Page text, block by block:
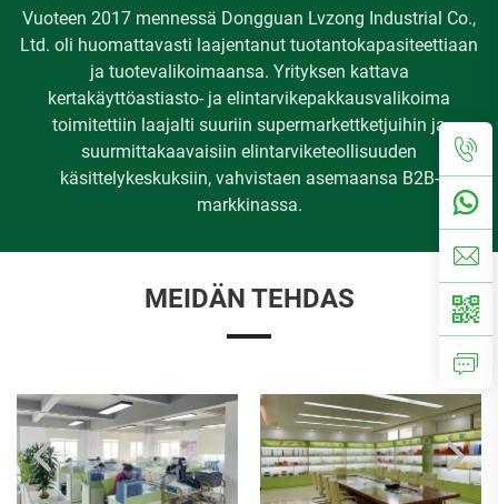
Vuoteen 2017 mennessä Dongguan Lvzong Industrial Co.,
Ltd. oli huomattavasti laajentanut tuotantokapasiteettiaan
ja tuotevalikoimaansa. Yrityksen kattava
kertakäyttöastiasto- ja elintarvikepakkausvalikoima
toimitettiin laajalti suuriin supermarkettketjuihin ja
suurmittakaavaisiin elintarviketeollisuuden
käsittelykeskuksiin, vahvistaen asemaansa B2B-
markkinassa.
MEIDÄN TEHDAS